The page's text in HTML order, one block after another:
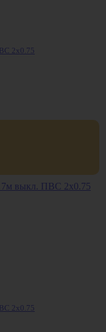
2х0.75
2х0.75